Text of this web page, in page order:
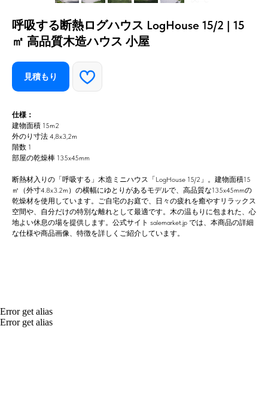
呼吸する断熱ログハウス LogHouse 15/2 | 15
㎡ 高品質木造ハウス 小屋
見積もり
仕様：
建物面積 15m2
外のり寸法 4,8x3,2m
階数 1
部屋の乾燥棒 135x45mm
断熱材入りの「呼吸する」木造ミニハウス「LogHouse 15/2」。建物面積15
㎡（外寸4.8x3.2m）の横幅にゆとりがあるモデルで、高品質な135x45mmの
乾燥材を使用しています。ご自宅のお庭で、日々の疲れを癒やすリラックス
空間や、自分だけの特別な離れとして最適です。木の温もりに包まれた、心
地よい休息の場を提供します。公式サイト salemarket.jp では、本商品の詳細
な仕様や商品画像、特徴を詳しくご紹介しています。
Error get alias
Error get alias